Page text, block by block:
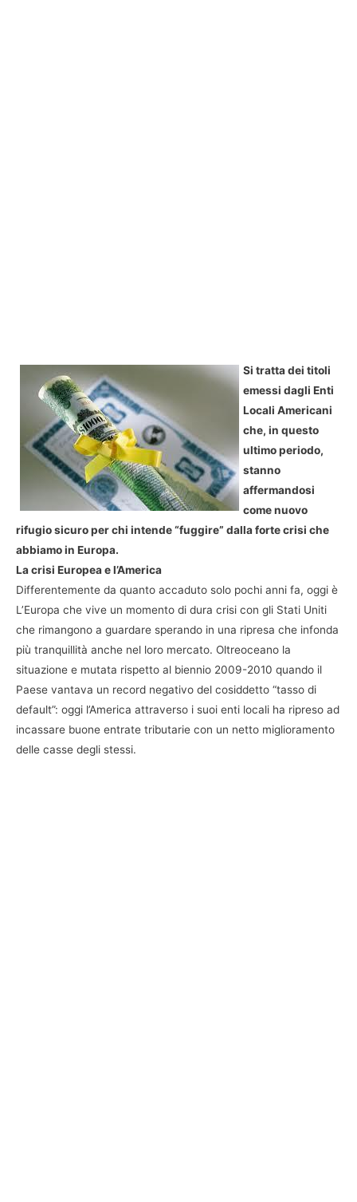
Si tratta dei titoli
emessi dagli Enti
Locali Americani
che, in questo
ultimo periodo,
stanno
affermandosi
come nuovo
rifugio sicuro per chi intende “fuggire” dalla forte crisi che
abbiamo in Europa.
La crisi Europea e l’America
Differentemente da quanto accaduto solo pochi anni fa, oggi è
L’Europa che vive un momento di dura crisi con gli Stati Uniti
che rimangono a guardare sperando in una ripresa che infonda
più tranquillità anche nel loro mercato. Oltreoceano la
situazione e mutata rispetto al biennio 2009-2010 quando il
Paese vantava un record negativo del cosiddetto “tasso di
default”: oggi l’America attraverso i suoi enti locali ha ripreso ad
incassare buone entrate tributarie con un netto miglioramento
delle casse degli stessi.